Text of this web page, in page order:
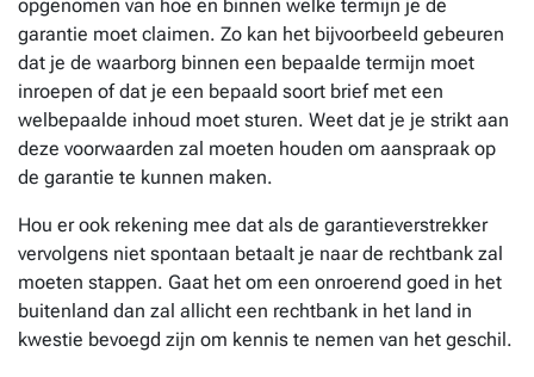
opgenomen van hoe en binnen welke termijn je de
garantie moet claimen. Zo kan het bijvoorbeeld gebeuren
dat je de waarborg binnen een bepaalde termijn moet
inroepen of dat je een bepaald soort brief met een
welbepaalde inhoud moet sturen. Weet dat je je strikt aan
deze voorwaarden zal moeten houden om aanspraak op
de garantie te kunnen maken.
Hou er ook rekening mee dat als de garantieverstrekker
vervolgens niet spontaan betaalt je naar de rechtbank zal
moeten stappen. Gaat het om een onroerend goed in het
buitenland dan zal allicht een rechtbank in het land in
kwestie bevoegd zijn om kennis te nemen van het geschil.